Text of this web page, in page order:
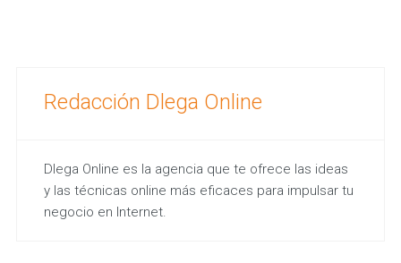
Redacción Dlega Online
Dlega Online es la agencia que te ofrece las ideas
y las técnicas online más eficaces para impulsar tu
negocio en Internet.